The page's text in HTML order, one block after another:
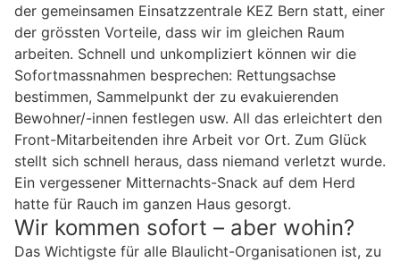
der gemeinsamen Einsatzzentrale KEZ Bern statt, einer
der grössten Vorteile, dass wir im gleichen Raum
arbeiten. Schnell und unkompliziert können wir die
Sofortmassnahmen besprechen: Rettungsachse
bestimmen, Sammelpunkt der zu evakuierenden
Bewohner/-innen festlegen usw. All das erleichtert den
Front-Mitarbeitenden ihre Arbeit vor Ort. Zum Glück
stellt sich schnell heraus, dass niemand verletzt wurde.
Ein vergessener Mitternachts-Snack auf dem Herd
hatte für Rauch im ganzen Haus gesorgt.
Wir kommen sofort – aber wohin?
Das Wichtigste für alle Blaulicht-Organisationen ist, zu